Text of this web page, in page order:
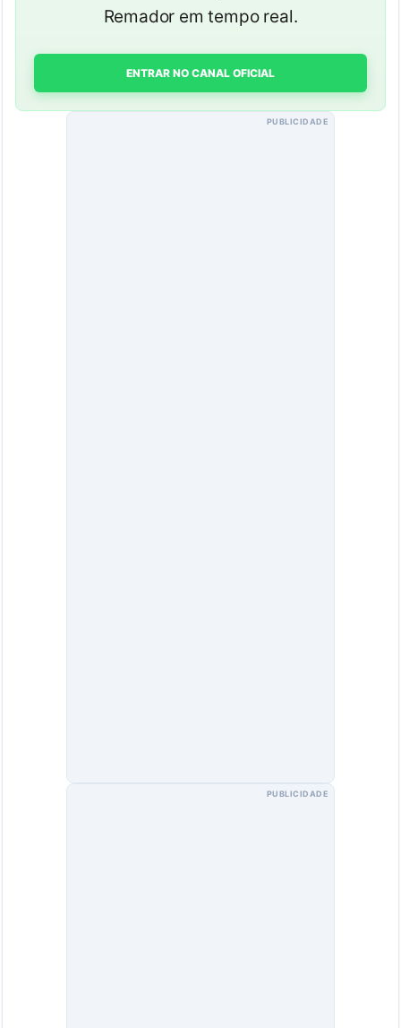
Remador em tempo real.
ENTRAR NO CANAL OFICIAL
PUBLICIDADE
PUBLICIDADE